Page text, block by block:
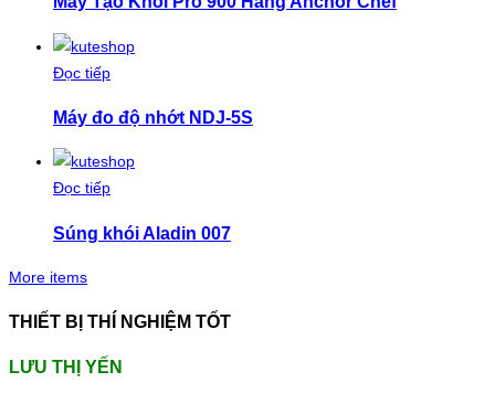
Đọc tiếp
Máy đo độ nhớt NDJ-5S
Đọc tiếp
Súng khói Aladin 007
More items
THIẾT BỊ THÍ NGHIỆM TỐT
LƯU THỊ YẾN